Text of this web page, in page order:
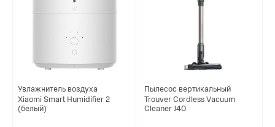
Увлажнитель воздуха
Xiaomi Smart Humidifier 2
(белый)
Пылесос вертикальный
Trouver Cordless Vacuum
Cleaner J40